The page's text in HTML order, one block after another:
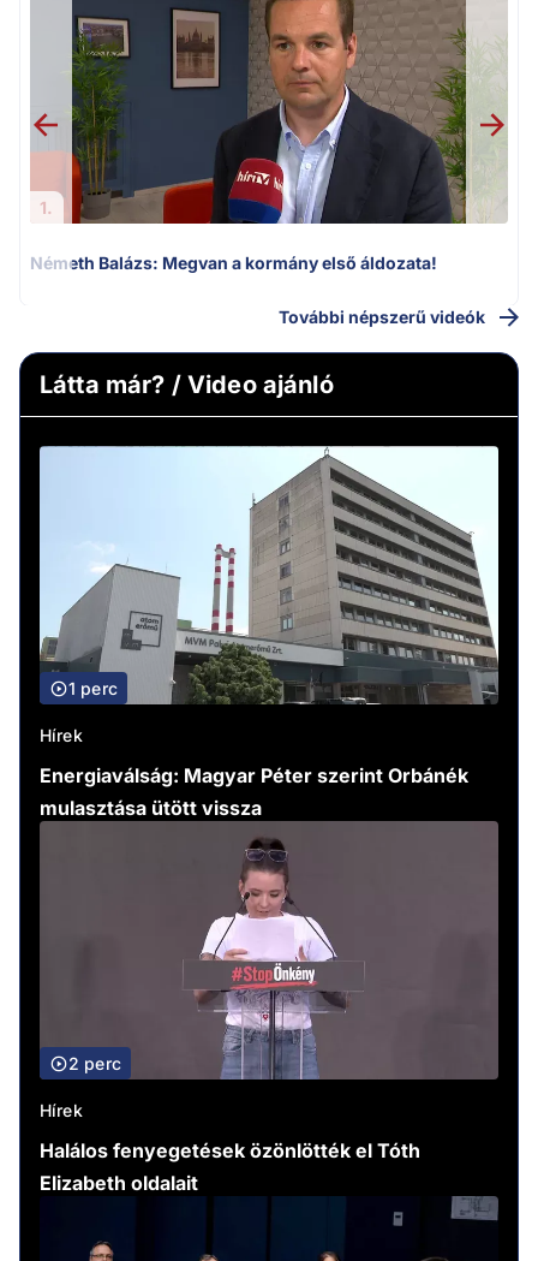
1.
Németh Balázs: Megvan a kormány első áldozata!
További népszerű videók
Látta már? / Video ajánló
1 perc
Hírek
Energiaválság: Magyar Péter szerint Orbánék
mulasztása ütött vissza
2 perc
Hírek
Halálos fenyegetések özönlötték el Tóth
Elizabeth oldalait